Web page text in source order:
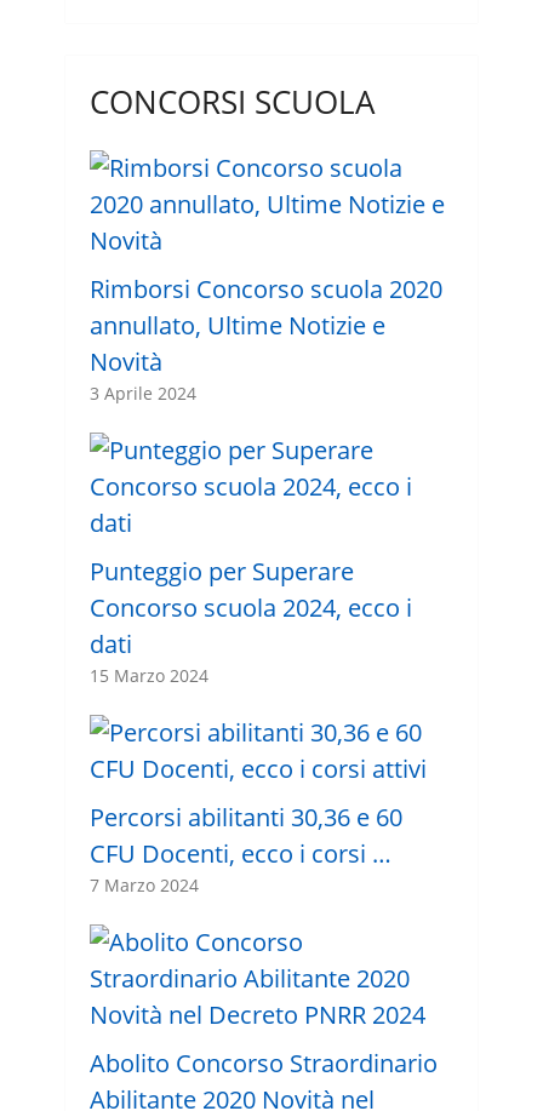
CONCORSI SCUOLA
Rimborsi Concorso scuola 2020
annullato, Ultime Notizie e
Novità
3 Aprile 2024
Punteggio per Superare
Concorso scuola 2024, ecco i
dati
15 Marzo 2024
Percorsi abilitanti 30,36 e 60
CFU Docenti, ecco i corsi …
7 Marzo 2024
Abolito Concorso Straordinario
Abilitante 2020 Novità nel